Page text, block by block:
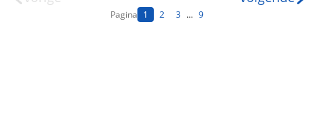
Pagina 1 2 3 ... 9